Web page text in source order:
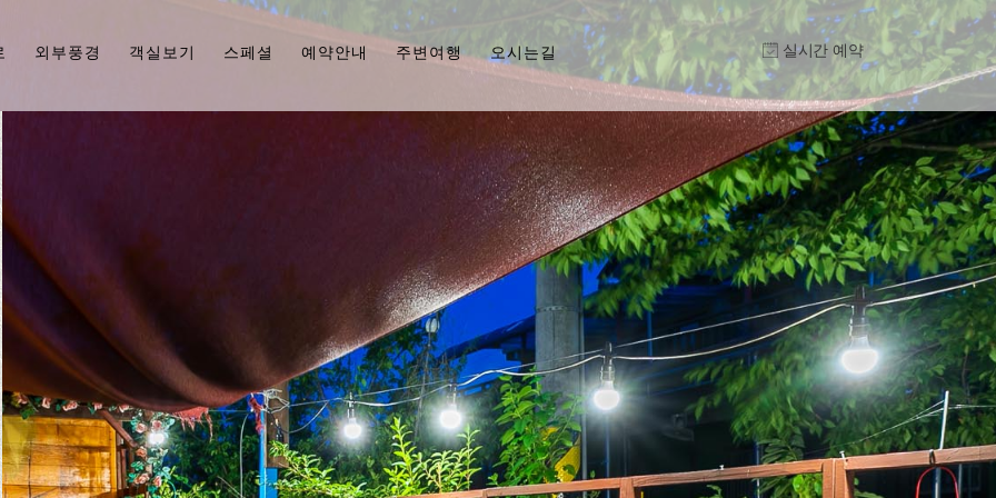
외부풍경 객실보기 스페셜 예약안내 주변여행 오시는길 실시간 예약